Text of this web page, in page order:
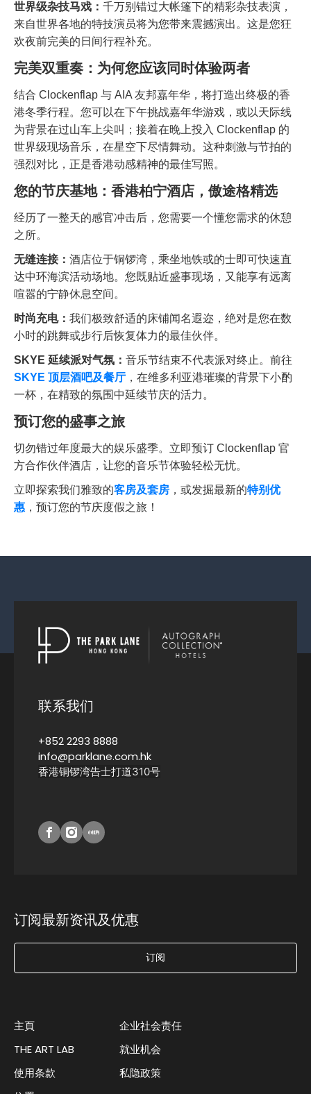
世界级杂技马戏： 千万别错过大帐篷下的精彩杂技表演，
来自世界各地的特技演员将为您带来震撼演出。这是您狂
欢夜前完美的日间行程补充。
完美双重奏：为何您应该同时体验两者
结合 Clockenflap 与 AIA 友邦嘉年华，将打造出终极的香
港冬季行程。您可以在下午挑战嘉年华游戏，或以天际线
为背景在过山车上尖叫；接着在晚上投入 Clockenflap 的
世界级现场音乐，在星空下尽情舞动。这种刺激与节拍的
强烈对比，正是香港动感精神的最佳写照。
您的节庆基地：香港柏宁酒店，傲途格精选
经历了一整天的感官冲击后，您需要一个懂您需求的休憩
之所。
无缝连接： 酒店位于铜锣湾，乘坐地铁或的士即可快速直
达中环海滨活动场地。您既贴近盛事现场，又能享有远离
喧嚣的宁静休息空间。
时尚充电： 我们极致舒适的床铺闻名遐迩，绝对是您在数
小时的跳舞或步行后恢复体力的最佳伙伴。
SKYE 延续派对气氛： 音乐节结束不代表派对终止。前往
SKYE 顶层酒吧及餐厅 ，在维多利亚港璀璨的背景下小酌
一杯，在精致的氛围中延续节庆的活力。
预订您的盛事之旅
切勿错过年度最大的娱乐盛季。立即预订 Clockenflap 官
方合作伙伴酒店，让您的音乐节体验轻松无忧。
立即探索我们雅致的客房及套房 ，或发掘最新的特别优
惠 ，预订您的节庆度假之旅！
联系我们
+852 2293 8888
info@parklane.com.hk
香港铜锣湾告士打道310号
订阅最新资讯及优惠
订阅
主頁
企业社会责任
THE ART LAB
就业机会
使用条款
私隐政策